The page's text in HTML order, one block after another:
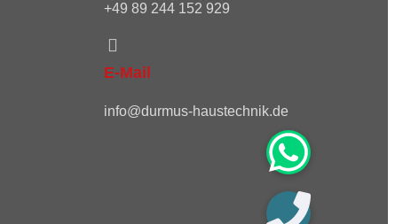
+49 89 244 152 929
E-Mail
info@durmus-haustechnik.de